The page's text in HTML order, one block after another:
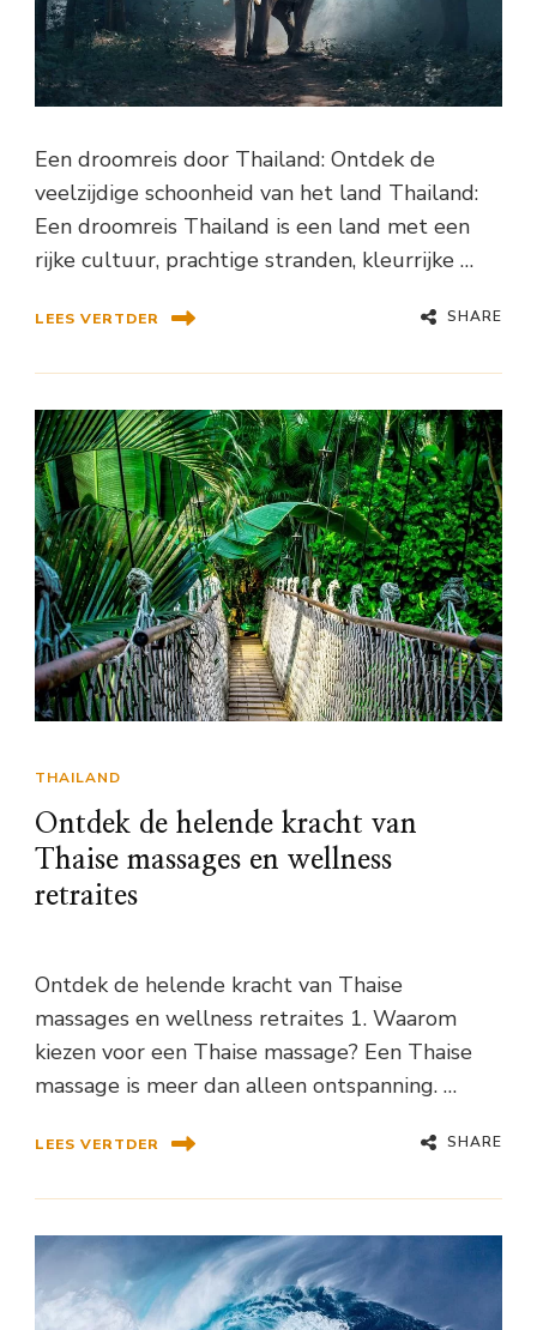
Een droomreis door Thailand: Ontdek de
veelzijdige schoonheid van het land Thailand:
Een droomreis Thailand is een land met een
rijke cultuur, prachtige stranden, kleurrijke …
LEES VERTDER SHARE
THAILAND
Ontdek de helende kracht van
Thaise massages en wellness
retraites
Ontdek de helende kracht van Thaise
massages en wellness retraites 1. Waarom
kiezen voor een Thaise massage? Een Thaise
massage is meer dan alleen ontspanning. …
LEES VERTDER SHARE